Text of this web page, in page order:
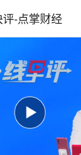
评-点掌财经